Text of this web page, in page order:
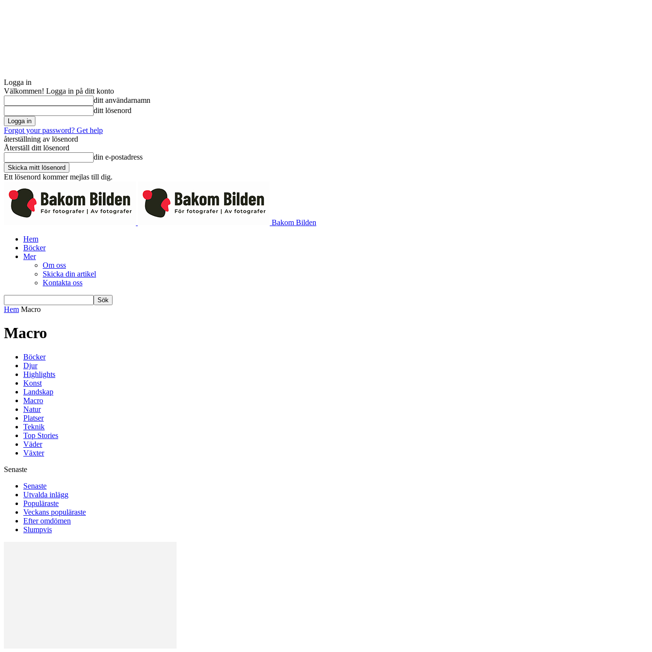
Logga in
Välkommen! Logga in på ditt konto
ditt användarnamn
ditt lösenord
Forgot your password? Get help
återställning av lösenord
Återställ ditt lösenord
din e-postadress
Ett lösenord kommer mejlas till dig.
Bakom Bilden
Hem
Böcker
Mer
Om oss
Skicka din artikel
Kontakta oss
Hem Macro
Macro
Böcker
Djur
Highlights
Konst
Landskap
Macro
Natur
Platser
Teknik
Top Stories
Väder
Växter
Senaste
Senaste
Utvalda inlägg
Populäraste
Veckans populäraste
Efter omdömen
Slumpvis